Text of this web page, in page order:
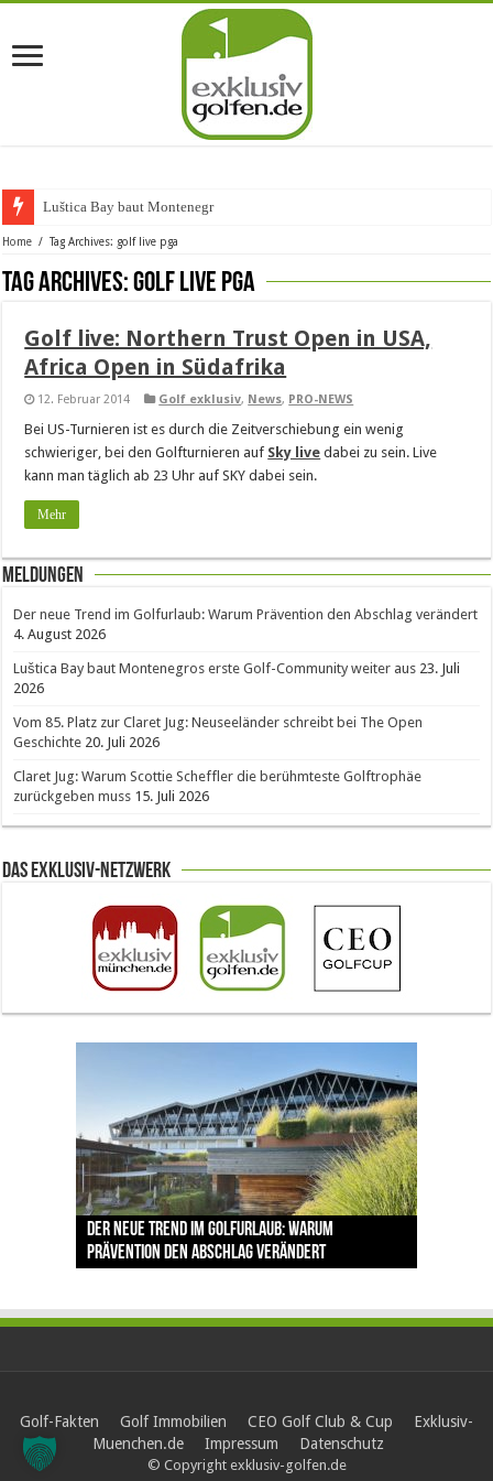
Luštica Bay baut Montenegros e
Home / Tag Archives: golf live pga
Tag Archives:golf live pga
Golf live: Northern Trust Open in USA,
Africa Open in Südafrika
12. Februar 2014 Golf exklusiv, News, PRO-NEWS
Bei US-Turnieren ist es durch die Zeitverschiebung ein wenig
schwieriger, bei den Golfturnieren auf Sky live dabei zu sein. Live
kann man täglich ab 23 Uhr auf SKY dabei sein.
Mehr
Meldungen
Der neue Trend im Golfurlaub: Warum Prävention den Abschlag verändert
4. August 2026
Luštica Bay baut Montenegros erste Golf-Community weiter aus 23. Juli
2026
Vom 85. Platz zur Claret Jug: Neuseeländer schreibt bei The Open
Geschichte 20. Juli 2026
Claret Jug: Warum Scottie Scheffler die berühmteste Golftrophäe
zurückgeben muss 15. Juli 2026
Das Exklusiv-Netzwerk
Der neue Trend im Golfurlaub: Warum
Prävention den Abschlag verändert
Luštica Bay baut Montenegros erste Golf-
Community weiter aus
Vom 85. Platz zur Claret Jug: Neuseeländer
schreibt bei The Open Geschichte
Claret Jug: Warum Scottie Scheffler die
berühmteste Golftrophäe zurückgeben muss
The Open 2026 in Royal Birkdale: Warum der
traditionsreiche Linksplatz zu den größten
Herausforderungen im Golfsport zählt
Golf-Fakten Golf Immobilien CEO Golf Club & Cup
Exklusiv-
Muenchen.de
Impressum Datenschutz
© Copyright exklusiv-golfen.de